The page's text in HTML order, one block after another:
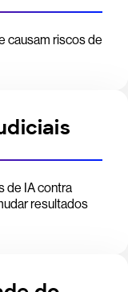
causam riscos de
de IA contra
resultados